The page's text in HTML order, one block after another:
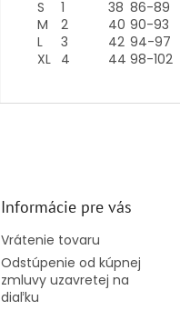
S
1 38 86-89
M
2 40 90-93
L
3 42 94-97
XL 4 44 98-102
Informácie pre vás
Vrátenie tovaru
Odstúpenie od kúpnej
zmluvy uzavretej na
diaľku